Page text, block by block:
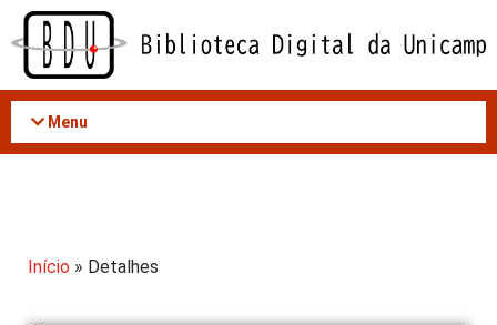
Acessar
conteúdo
Menu
Início » Detalhes